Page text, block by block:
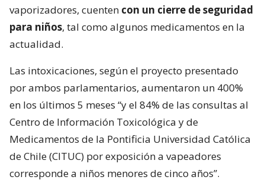
vaporizadores, cuenten con un cierre de seguridad
para niños, tal como algunos medicamentos en la
actualidad.
Las intoxicaciones, según el proyecto presentado
por ambos parlamentarios, aumentaron un 400%
en los últimos 5 meses “y el 84% de las consultas al
Centro de Información Toxicológica y de
Medicamentos de la Pontificia Universidad Católica
de Chile (CITUC) por exposición a vapeadores
corresponde a niños menores de cinco años”.